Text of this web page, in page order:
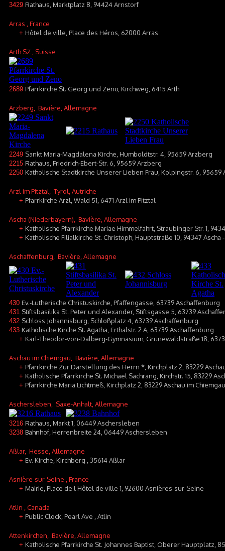
3429 Rathaus, Marktplatz 8, 94424 Arnstorf
Arras , France
+ Hôtel de ville, Place des Héros, 62000 Arras
Arth SZ , Suisse
2689 Pfarrkirche St. Georg und Zeno, Kirchweg, 6415 Arth
Arzberg , Bavière, Allemagne
2249 Sankt Maria-Magdalena Kirche, Humboldtstr. 4, 95659 Arzberg
2215 Rathaus, Friedrich-Ebert-Str. 6, 95659 Arzberg
2250 Katholische Stadtkirche Unserer Lieben Frau, Kolpingstr. 6, 95659
Arzl im Pitztal , Tyrol, Autriche
+ Pfarrkirche Arzl, Wald 51, 6471 Arzl im Pitztal
Ascha (Niederbayern) , Bavière, Allemagne
+ Katholische Pfarrkirche Mariae Himmelfahrt, Straubinger Str. 1,
+ Katholische Filialkirche St. Christoph, Hauptstraße 10, 94347 Ascha
Aschaffenburg , Bavière, Allemagne
430 Ev.-Lutherische Christuskirche, Pfaffengasse, 63739 Aschaffenburg
431 Stiftsbasilika St. Peter und Alexander, Stiftsgasse 5, 63739
432 Schloss Johannisburg, Schloßplatz 4, 63739 Aschaffenburg
433 Katholische Kirche St. Agatha, Erthalstr. 2 A, 63739 Aschaffenburg
+ Karl-Theodor-von-Dalberg-Gymnasium, Grünewaldstraße 18,
Aschau im Chiemgau , Bavière, Allemagne
+ Pfarrkirche Zur Darstellung des Herrn *, Kirchplatz 2, 83229
+ Katholische Pfarrkirche St. Michael Sachrang, Kirchstr. 15, 83229
+ Pfarrkirche Mariä Lichtmeß, Kirchplatz 2, 83229 Aschau im Chiemgau
Aschersleben , Saxe-Anhalt, Allemagne
3216 Rathaus, Markt 1, 06449 Aschersleben
3238 Bahnhof, Herrenbreite 24, 06449 Aschersleben
Aßlar, Hesse, Allemagne
+ Ev. Kirche, Kirchberg , 35614 Aßlar
Asnière-sur-Seine , France
+ Mairie, Place de l Hôtel de ville 1, 92600 Asnières-sur-Seine
Atlin , Canada
+ Public Clock, Pearl Ave , Atlin
Attenkirchen , Bavière, Allemagne
+ Katholische Pfarrkirche St. Johannes Baptist, Oberer Hauptplatz,